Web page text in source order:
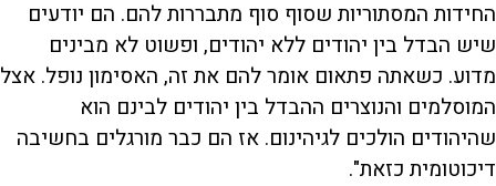
החידות המסתוריות שסוף סוף מתבררות להם. הם יודעים
שיש הבדל בין יהודים ללא יהודים, ופשוט לא מבינים
מדוע. כשאתה פתאום אומר להם את זה, האסימון נופל. אצל
המוסלמים והנוצרים ההבדל בין יהודים לבינם הוא
שהיהודים הולכים לגיהינום. אז הם כבר מורגלים בחשיבה
דיכוטומית כזאת".